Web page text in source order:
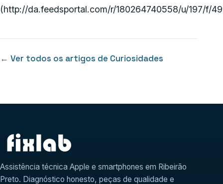
(http://da.feedsportal.com/r/180264740558/u/197/f/
← Ver todos os artigos de Curiosidades
Assistência técnica Apple e smartphones em Ribeirão
Preto. Diagnóstico honesto, peças de qualidade e